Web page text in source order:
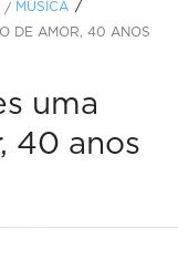
/ MÚSICA
DE AMOR, 40 ANOS
uma
40 anos